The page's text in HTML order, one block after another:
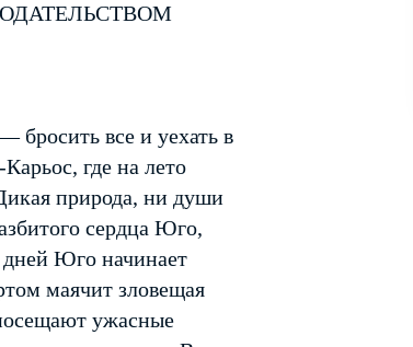
бросить все и уехать в
где на лето
природа, ни души
сердца Юго,
дней Юго начинает
маячит зловещая
ужасные